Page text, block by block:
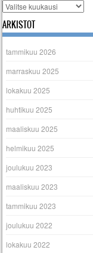
Arkistot
ARKISTOT
tammikuu 2026
marraskuu 2025
lokakuu 2025
huhtikuu 2025
maaliskuu 2025
helmikuu 2025
joulukuu 2023
maaliskuu 2023
tammikuu 2023
joulukuu 2022
lokakuu 2022